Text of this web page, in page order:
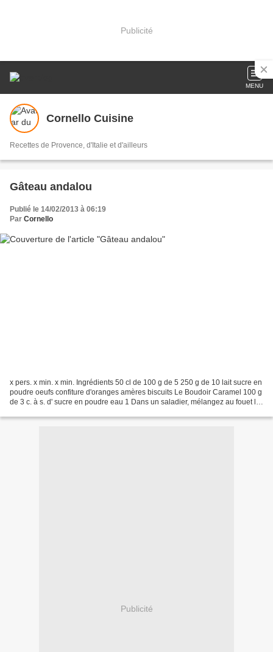
Publicité
MENU
Cornello Cuisine
Recettes de Provence, d'Italie et d'ailleurs
Gâteau andalou
Publié le 14/02/2013 à 06:19
Par Cornello
x pers. x min. x min. Ingrédients 50 cl de 100 g de 5 250 g de 10 lait sucre en
poudre oeufs confiture d'oranges amères biscuits Le Boudoir Caramel 100 g
de 3 c. à s. d' sucre en poudre eau 1 Dans un saladier, mélangez au fouet le
Publicité